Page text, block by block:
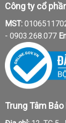
Công ty cổ
MST:
- 0903.268.077
Trung Tâm